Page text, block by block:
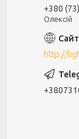
+380
Олексій
http://